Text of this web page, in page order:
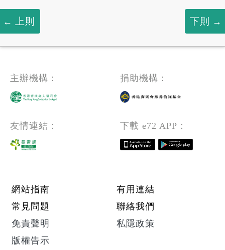
上則 下則
主辦機構： 捐助機構：
友情連結： 下載 e72 APP：
Footer menu
網站指南
有用連結
常見問題
聯絡我們
免責聲明
私隱政策
版權告示